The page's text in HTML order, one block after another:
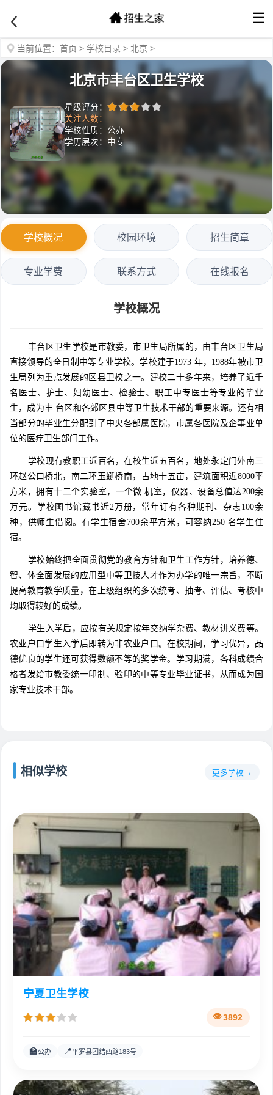
☰
当前位置： 首页 > 学校目录 > 北京 >
北京市丰台区卫生学校
星级评分：
关注人数：
学校性质：公办
学历层次：中专
学校概况 校园环境 招生简章
专业学费 联系方式 在线报名
学校概况
丰台区卫生学校是市教委，市卫生局所属的，由丰台区卫生局
直接领导的全日制中等专业学校。学校建于1973 年，1988年被市卫
生局列为重点发展的区县卫校之一。建校二十多年来，培养了近千
名医士、护士、妇幼医士、检验士、职工中专医士等专业的毕业
生，成为丰 台区和各郊区县中等卫生技术干部的重要来源。还有相
当部分的毕业生分配到了中央各部属医院，市属各医院及企事业单
位的医疗卫生部门工作。
学校现有教职工近百名，在校生近五百名，地处永定门外南三
环赵公口桥北，南二环玉蜒桥南，占地十五亩，建筑面积近8000平
方米，拥有十二个实验室，一个微 机室，仪器、设备总值达200余
万元。学校图书馆藏书近2万册，常年订有各种期刊、杂志100余
种，供师生借阅。有学生宿舍700余平方米，可容纳250 名学生住
宿。
学校始终把全面贯彻党的教育方针和卫生工作方针，培养德、
智、体全面发展的应用型中等卫技人才作为办学的唯一宗旨，不断
提高教育教学质量，在上级组织的多次统考、抽考、评估、考核中
均取得较好的成绩。
学生入学后，应按有关规定按年交纳学杂费、教材讲义费等。
农业户口学生入学后即转为非农业户口。在校期间，学习优异，品
德优良的学生还可获得数额不等的奖学金。学习期满，各科成绩合
格者发给市教委统一印制、验印的中等专业毕业证书，从而成为国
家专业技术干部。
相似学校 更多学校
宁夏卫生学校
3892
🏫公办 📍平罗县团结西路183号